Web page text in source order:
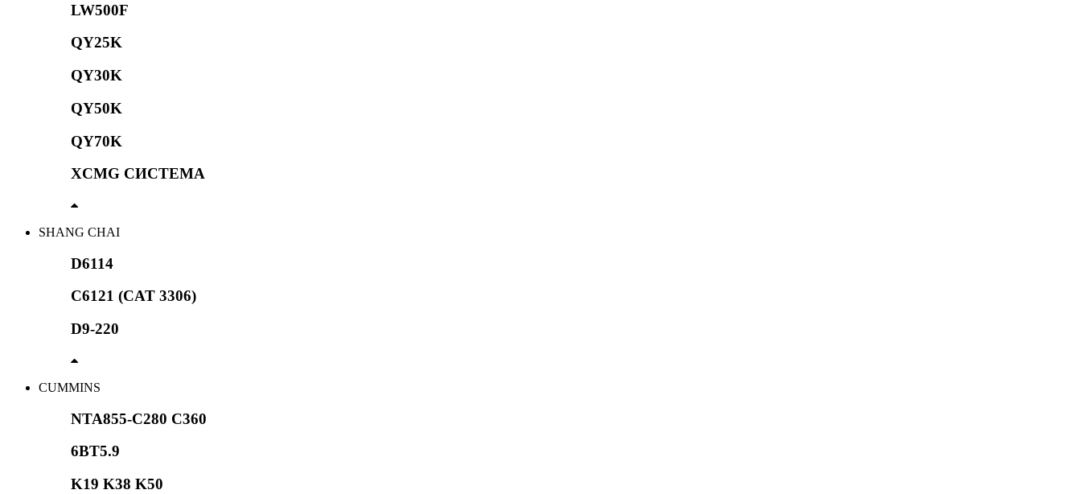
LW500F
QY25K
QY30K
QY50K
QY70K
XCMG СИСТЕМА
SHANG CHAI
D6114
C6121 (CAT 3306)
D9-220
CUMMINS
NTA855-C280 C360
6BT5.9
K19 K38 K50